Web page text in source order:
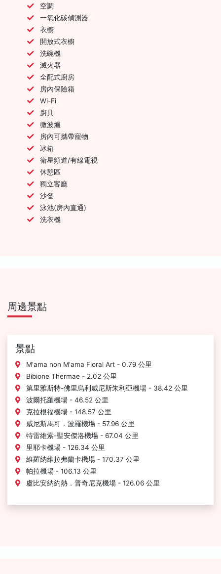
空調
一氧化碳偵測器
衣櫥
開放式衣櫥
洗碗機
滅火器
全配式廚房
房內保險箱
Wi-Fi
廚具
微波爐
房內可攜帶寵物
冰箱
衛星頻道/有線電視
休憩區
獨立客廳
沙發
泳池(房內直通)
洗衣機
周邊景點
景點
M'ama non M'ama Floral Art - 0.79 公里
Bibione Thermae - 2.02 公里
第里雅斯特-佛里烏利威尼斯朱利亞機場 - 38.42 公里
波爾托羅機場 - 46.52 公里
克拉根福機場 - 148.57 公里
威尼斯馬可．波羅機場 - 57.96 公里
特雷維索-聖安傑洛機場 - 67.04 公里
里耶卡機場 - 126.34 公里
維羅納維拉弗蘭卡機場 - 170.37 公里
帕拉機場 - 106.13 公里
盧比安納約熱．普奇尼克機場 - 126.06 公里